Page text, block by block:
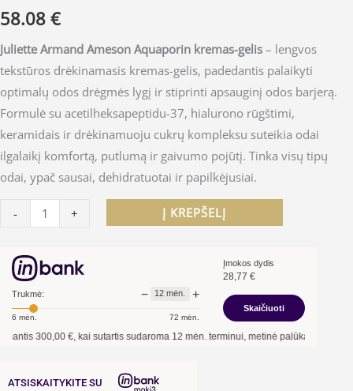
58.08 €
Juliette Armand Ameson Aquaporin kremas-gelis – lengvos
tekstūros drėkinamasis kremas-gelis, padedantis palaikyti
optimalų odos drėgmės lygį ir stiprinti apsauginį odos barjerą.
Formulė su acetilheksapeptidu-37, hialurono rūgštimi,
keramidais ir drėkinamuoju cukrų kompleksu suteikia odai
ilgalaikį komfortą, putlumą ir gaivumo pojūtį. Tinka visų tipų
odai, ypač sausai, dehidratuotai ir papilkėjusiai.
- + Į KREPŠELĮ
Trukmė: − 12 mėn. +
6 mėn. 72 mėn.
Įmokos dydis
28,77 €
Skaičiuoti
300,00 €, kai sutartis sudaroma12mėn. terminui, metinė palūkanų norma –
ATSISKAITYKITE SU